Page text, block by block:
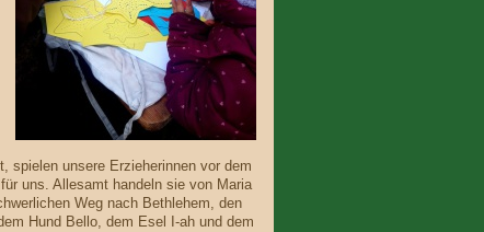
spielen unsere Erzieherinnen vor dem
uns. Allesamt handeln sie von Maria
Weg nach Bethlehem, den
Hund Bello, dem Esel I-ah und dem